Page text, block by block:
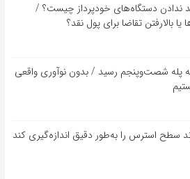
ندادن دستگاه‌های خودپرداز چیست؟ /
بالارفتن تقاضا برای پول نقد؟
پله شصت‌وپنجم رسید / بدون نوآوری واقعی
سطح استرس را به‌طور دقیق اندازه‌گیری کند